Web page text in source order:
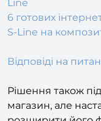
S-Line на
Відповіді на
Рішення також
магазин, але
розширити його